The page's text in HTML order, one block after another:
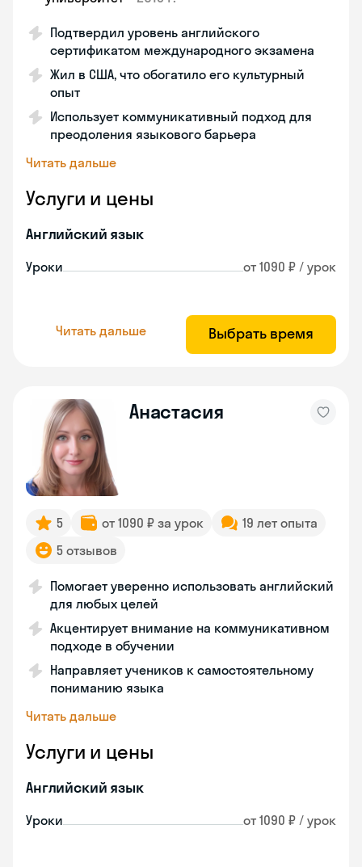
Подтвердил уровень английского
сертификатом международного экзамена
Жил в США, что обогатило его культурный
опыт
Использует коммуникативный подход для
преодоления языкового барьера
Читать дальше
Услуги и цены
Английский язык
Уроки от 1090 ₽ / урок
Читать дальше Выбрать время
Анастасия
5 от 1090 ₽ за урок
19 лет опыта
5 отзывов
Помогает уверенно использовать английский
для любых целей
Акцентирует внимание на коммуникативном
подходе в обучении
Направляет учеников к самостоятельному
пониманию языка
Читать дальше
Услуги и цены
Английский язык
Уроки от 1090 ₽ / урок